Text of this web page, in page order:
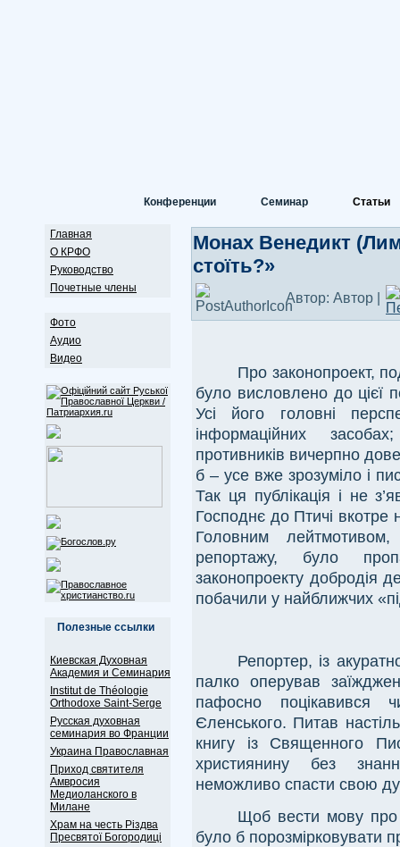
Конференции Семинар Статьи
Главная
О КРФО
Руководство
Почетные члены
Фото
Аудио
Видео
Полезные ссылки
Киевская Духовная
Академия и Семинария
Institut de Théologie
Orthodoxe Saint-Serge
Русская духовная
семинария во Франции
Украина Православная
Приход святителя
Амвросия
Медиоланского в
Милане
Храм на честь Різдва
Пресвятої Богородиці
Монах Венедикт
стоїть?»
Автор: Автор |
Про законопроект,
було висловлено до цієї
Усі його головні
інформаційних
противників вичерпно
б – усе вже зрозуміло і
Так ця публікація і не
Господнє до Птичі вкотре
Головним
репортажу, було
законопроекту добродія
побачили у найближчих
Репортер, із
палко оперував
пафосно поцікавився
Єленського. Питав
книгу із Священного
християнину без
неможливо спасти свою
Щоб вести мову про
було б порозмірковувати